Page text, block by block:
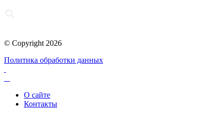
© Copyright 2026
Политика обработки данных
О сайте
Контакты